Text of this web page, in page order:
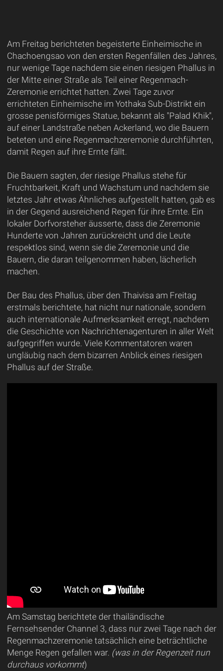
Am Freitag berichteten begeisterte Einheimische in
Chachoengsao von den ersten Regenfällen des Jahres,
nur wenige Tage nachdem sie einen riesigen Phallus in
der Mitte einer Straße als Teil einer Regenmach-
Zeremonie errichtet hatten. Zwei Tage zuvor
errichteten Einheimische im Yothaka Sub-Distrikt ein
grosse penisförmiges Statue, bekannt als "Palad Khik",
auf einer Landstraße neben Ackerland, wo die Bauern
beteten und eine Regenmachzeremonie durchführten,
damit Regen auf ihre Ernte fällt.
Die Bauern sagten, der riesige Phallus stehe für
Fruchtbarkeit, Kraft und Wachstum und nachdem sie
letztes Jahr etwas Ähnliches aufgestellt hatten, gab es
in der Gegend ausreichend Regen für ihre Ernte. Ein
lokaler Dorfvorsteher äusserte, dass die Zeremonie
Hunderte von Jahren zurückreicht und die Leute
respektlos sind, wenn sie die Zeremonie und die
Bauern, die daran teilgenommen haben, lächerlich
machen.
Der Bau des Phallus, über den Thaivisa am Freitag
erstmals berichtete, hat nicht nur nationale, sondern
auch internationale Aufmerksamkeit erregt, nachdem
die Geschichte von Nachrichtenagenturen in aller Welt
aufgegriffen wurde. Viele Kommentatoren waren
ungläubig nach dem bizarren Anblick eines riesigen
Phallus auf der Straße.
Am Samstag berichtete der thailändische
Fernsehsender Channel 3, dass nur zwei Tage nach der
Regenmachzeremonie tatsächlich eine beträchtliche
Menge Regen gefallen war. (was in der Regenzeit nun
durchaus vorkommt)